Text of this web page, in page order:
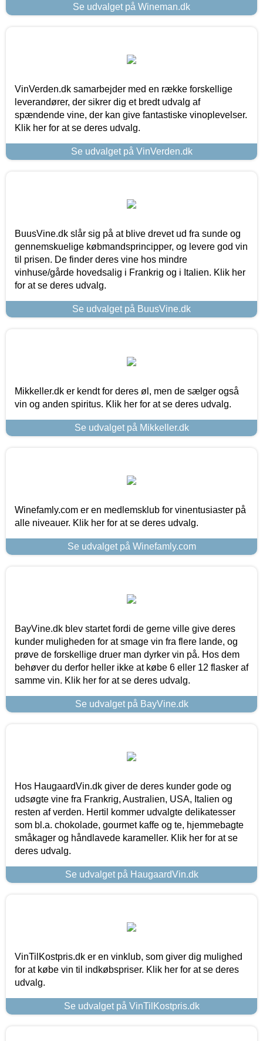
Se udvalget på Wineman.dk
VinVerden.dk samarbejder med en række forskellige
leverandører, der sikrer dig et bredt udvalg af
spændende vine, der kan give fantastiske vinoplevelser.
Klik her for at se deres udvalg.
Se udvalget på VinVerden.dk
BuusVine.dk slår sig på at blive drevet ud fra sunde og
gennemskuelige købmandsprincipper, og levere god vin
til prisen. De finder deres vine hos mindre
vinhuse/gårde hovedsalig i Frankrig og i Italien. Klik her
for at se deres udvalg.
Se udvalget på BuusVine.dk
Mikkeller.dk er kendt for deres øl, men de sælger også
vin og anden spiritus. Klik her for at se deres udvalg.
Se udvalget på Mikkeller.dk
Winefamly.com er en medlemsklub for vinentusiaster på
alle niveauer. Klik her for at se deres udvalg.
Se udvalget på Winefamly.com
BayVine.dk blev startet fordi de gerne ville give deres
kunder muligheden for at smage vin fra flere lande, og
prøve de forskellige druer man dyrker vin på. Hos dem
behøver du derfor heller ikke at købe 6 eller 12 flasker af
samme vin. Klik her for at se deres udvalg.
Se udvalget på BayVine.dk
Hos HaugaardVin.dk giver de deres kunder gode og
udsøgte vine fra Frankrig, Australien, USA, Italien og
resten af verden. Hertil kommer udvalgte delikatesser
som bl.a. chokolade, gourmet kaffe og te, hjemmebagte
småkager og håndlavede karameller. Klik her for at se
deres udvalg.
Se udvalget på HaugaardVin.dk
VinTilKostpris.dk er en vinklub, som giver dig mulighed
for at købe vin til indkøbspriser. Klik her for at se deres
udvalg.
Se udvalget på VinTilKostpris.dk